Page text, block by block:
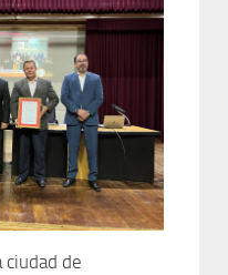
ciudad de